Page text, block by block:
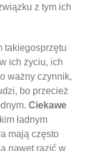
z tym ich
takiegosprzętu
ich życiu, ich
ważny czynnik,
bo przecież
Ciekawe
ładnym
mają często
nawet razić w